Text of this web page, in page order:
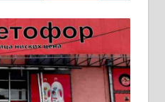
радова
и
25-28-058